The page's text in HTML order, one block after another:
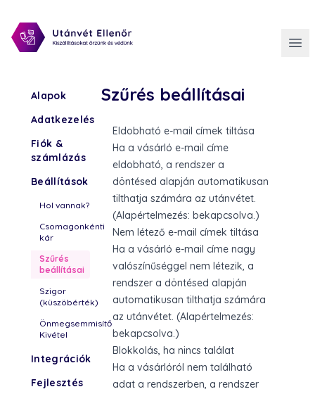
Alapok
Adatkezelés
Fiók &
számlázás
Beállítások
Hol vannak?
Csomagonkénti
kár
Szűrés
beállításai
Szigor
(küszöbérték)
Önmegsemmisítő
Kivétel
Integrációk
Fejlesztés
Szűrés beállításai
Eldobható e-mail címek tiltása
Ha a vásárló e-mail címe
eldobható, a rendszer a
döntésed alapján automatikusan
tilthatja számára az utánvétet.
(Alapértelmezés: bekapcsolva.)
Nem létező e-mail címek tiltása
Ha a vásárló e-mail címe nagy
valószínűséggel nem létezik, a
rendszer a döntésed alapján
automatikusan tilthatja számára
az utánvétet. (Alapértelmezés:
bekapcsolva.)
Blokkolás, ha nincs találat
Ha a vásárlóról nem található
adat a rendszerben, a rendszer